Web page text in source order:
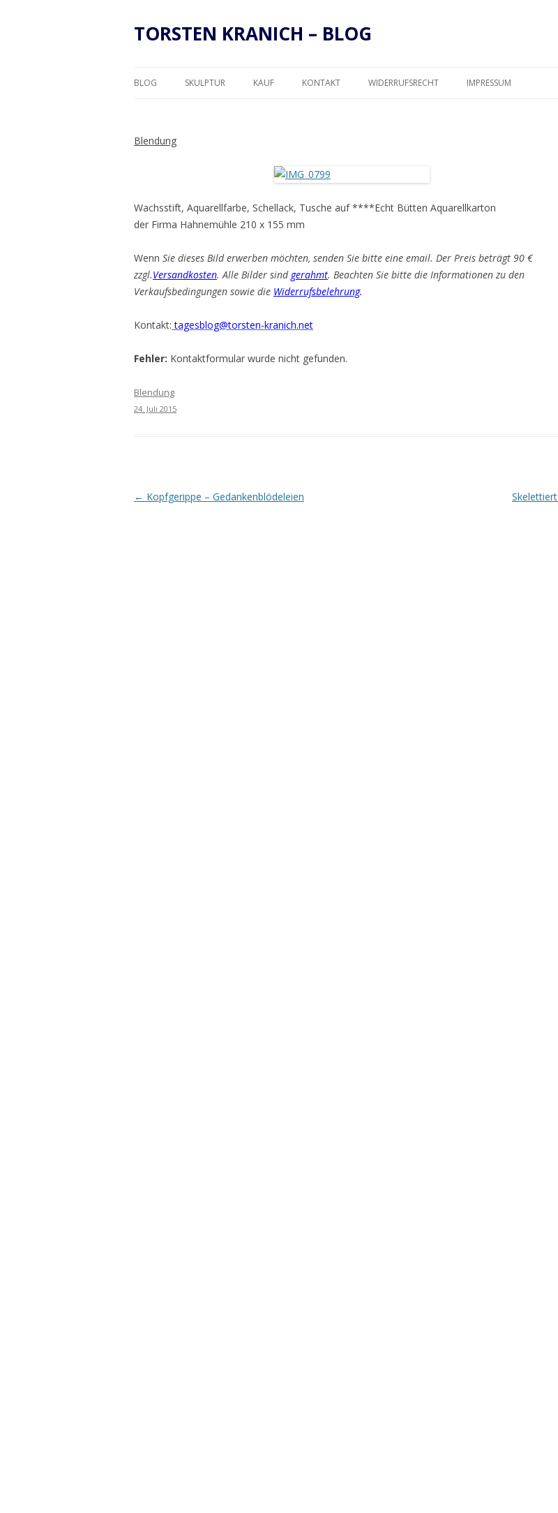
TORSTEN KRANICH – BLOG
Inhalt
BLOG SKULPTUR KAUF KONTAKT WIDERRUFSRECHT IMPRESSUM
Blendung
Wachsstift, Aquarellfarbe, Schellack, Tusche auf ****Echt Bütten Aquarellkarton
der Firma Hahnemühle 210 x 155 mm
Wenn Sie dieses Bild erwerben möchten, senden Sie bitte eine email. Der Preis beträgt 90 €
zzgl.Versandkosten. Alle Bilder sind gerahmt. Beachten Sie bitte die Informationen zu den
Verkaufsbedingungen sowie die Widerrufsbelehrung.
Kontakt: tagesblog@torsten-kranich.net
Fehler: Kontaktformular wurde nicht gefunden.
Blendung
24. Juli 2015
Beitrags-
← Kopfgerippe – Gedankenblödeleien Skelettiert